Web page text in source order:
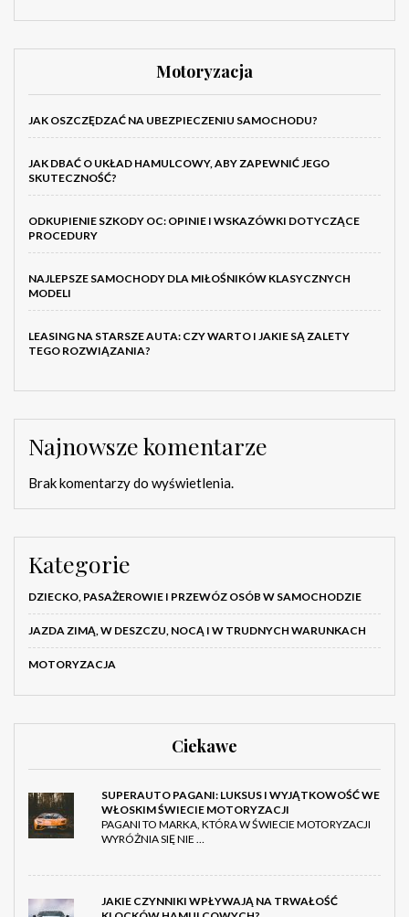
Motoryzacja
JAK OSZCZĘDZAĆ NA UBEZPIECZENIU SAMOCHODU?
JAK DBAĆ O UKŁAD HAMULCOWY, ABY ZAPEWNIĆ JEGO
SKUTECZNOŚĆ?
ODKUPIENIE SZKODY OC: OPINIE I WSKAZÓWKI DOTYCZĄCE
PROCEDURY
NAJLEPSZE SAMOCHODY DLA MIŁOŚNIKÓW KLASYCZNYCH
MODELI
LEASING NA STARSZE AUTA: CZY WARTO I JAKIE SĄ ZALETY
TEGO ROZWIĄZANIA?
Najnowsze komentarze
Brak komentarzy do wyświetlenia.
Kategorie
DZIECKO, PASAŻEROWIE I PRZEWÓZ OSÓB W SAMOCHODZIE
JAZDA ZIMĄ, W DESZCZU, NOCĄ I W TRUDNYCH WARUNKACH
MOTORYZACJA
Ciekawe
SUPERAUTO PAGANI: LUKSUS I WYJĄTKOWOŚĆ WE
WŁOSKIM ŚWIECIE MOTORYZACJI
PAGANI TO MARKA, KTÓRA W ŚWIECIE MOTORYZACJI
WYRÓŻNIA SIĘ NIE …
JAKIE CZYNNIKI WPŁYWAJĄ NA TRWAŁOŚĆ